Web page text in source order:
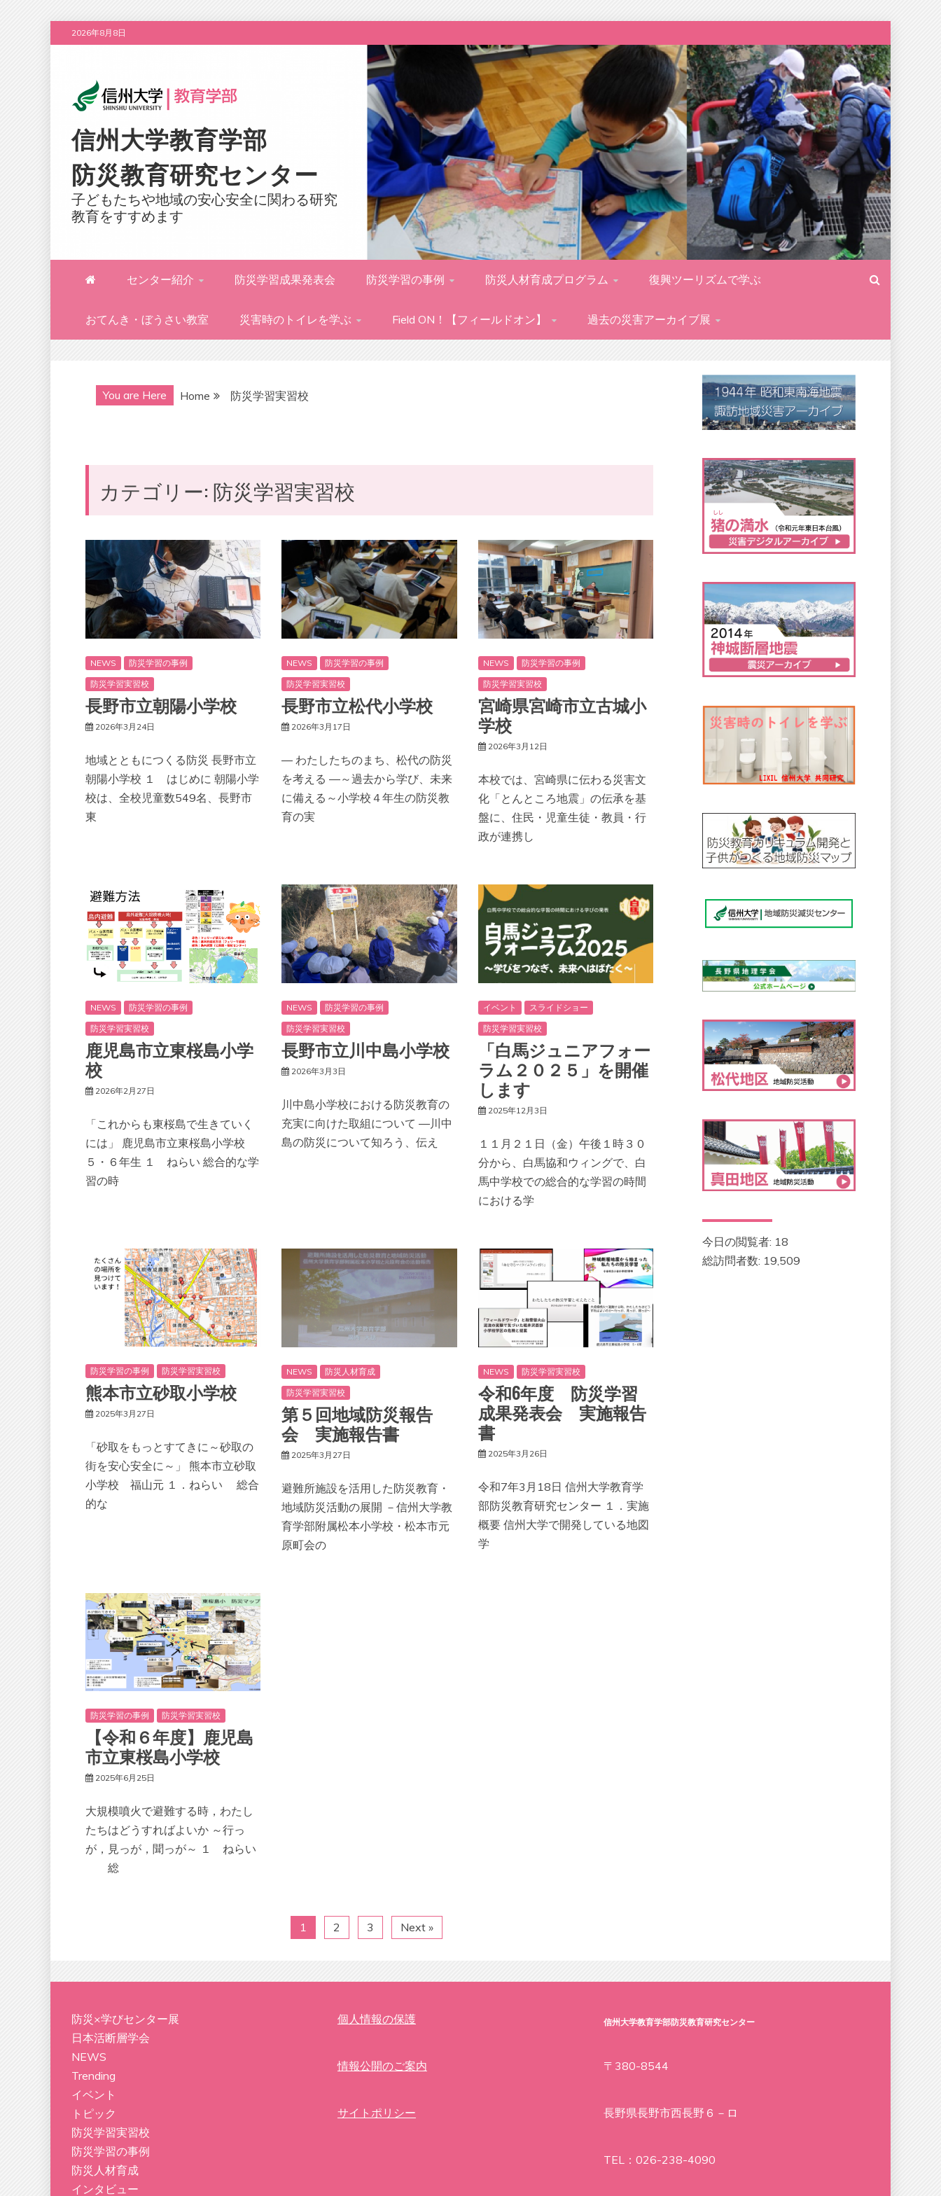
to
2026年8月8日
信州大学教育学部
防災教育研究センター
子どもたちや地域の安心安全に関わる研究
教育をすすめます
センター紹介 防災学習成果発表会 防災学習の事例 防災人材育成プログラム 復興ツーリズムで学ぶ
おてんき・ぼうさい教室 災害時のトイレを学ぶ Field ON！【フィールドオン】 過去の災害アーカイブ展
You are Here Home 防災学習実習校
カテゴリー: 防災学習実習校
NEWS
防災学習の事例
防災学習実習校
長野市立朝陽小学校
2026年3月24日
地域とともにつくる防災 長野市立
朝陽小学校 １ はじめに 朝陽小学
校は、全校児童数549名、長野市
東
NEWS
防災学習の事例
防災学習実習校
長野市立松代小学校
2026年3月17日
― わたしたちのまち、松代の防災
を考える ―～過去から学び、未来
に備える～小学校４年生の防災教
育の実
NEWS
防災学習の事例
防災学習実習校
宮崎県宮崎市立古城小
学校
2026年3月12日
本校では、宮崎県に伝わる災害文
化「とんところ地震」の伝承を基
盤に、住民・児童生徒・教員・行
政が連携し
NEWS
防災学習の事例
防災学習実習校
鹿児島市立東桜島小学
校
2026年2月27日
「これからも東桜島で生きていく
には」 鹿児島市立東桜島小学校
５・６年生 １ ねらい 総合的な学
習の時
NEWS
防災学習の事例
防災学習実習校
長野市立川中島小学校
2026年3月3日
川中島小学校における防災教育の
充実に向けた取組について ―川中
島の防災について知ろう、伝え
イベント
スライドショー
防災学習実習校
「白馬ジュニアフォー
ラム２０２５」を開催
します
2025年12月3日
１１月２１日（金）午後１時３０
分から、白馬協和ウィングで、白
馬中学校での総合的な学習の時間
における学
防災学習の事例 防災学習実習校
熊本市立砂取小学校
2025年3月27日
「砂取をもっとすてきに～砂取の
街を安心安全に～」 熊本市立砂取
小学校 福山元 １．ねらい 総合
的な
NEWS
防災人材育成
防災学習実習校
第５回地域防災報告
会 実施報告書
2025年3月27日
避難所施設を活用した防災教育・
地域防災活動の展開 －信州大学教
育学部附属松本小学校・松本市元
原町会の
NEWS 防災学習実習校
令和6年度 防災学習
成果発表会 実施報告
書
2025年3月26日
令和7年3月18日 信州大学教育学
部防災教育研究センター １．実施
概要 信州大学で開発している地図
学
防災学習の事例 防災学習実習校
【令和６年度】鹿児島
市立東桜島小学校
2025年6月25日
大規模噴火で避難する時，わたし
たちはどうすればよいか ～行っ
が，見っが，聞っが～ １ ねらい
総
1 2 3 Next »
今日の閲覧者: 18
総訪問者数: 19,509
防災×学びセンター展
日本活断層学会
NEWS
Trending
イベント
トピック
防災学習実習校
防災学習の事例
防災人材育成
インタビュー
個人情報の保護
情報公開のご案内
サイトポリシー
信州大学教育学部防災教育研究センター
〒380-8544
長野県長野市西長野６－ロ
TEL：026-238-4090